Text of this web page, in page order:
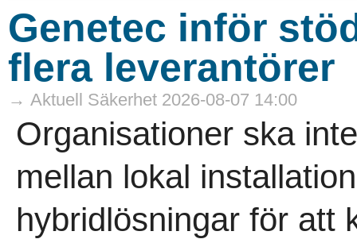
Genetec inför
flera leverantörer
→ Aktuell Säkerhet 2026-08-07 14:00
Organisationer ska
mellan lokal
hybridlösningar för att